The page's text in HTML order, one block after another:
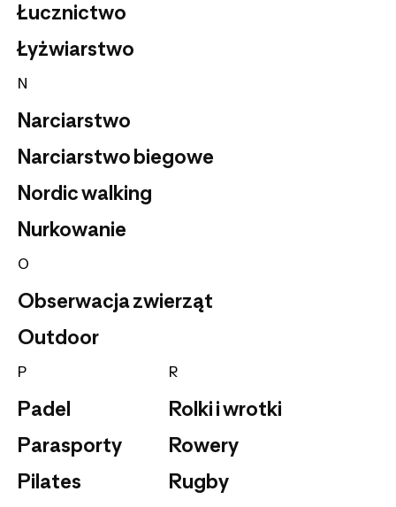
Łucznictwo
Łyżwiarstwo
N
Narciarstwo
Narciarstwo biegowe
Nordic walking
Nurkowanie
O
Obserwacja zwierząt
Outdoor
P
Padel
Parasporty
Pilates
R
Rolki i wrotki
Rowery
Rugby